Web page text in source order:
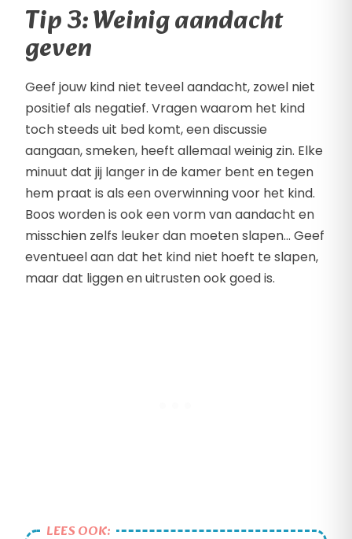
Tip 3: Weinig aandacht
geven
Geef jouw kind niet teveel aandacht, zowel niet
positief als negatief. Vragen waarom het kind
toch steeds uit bed komt, een discussie
aangaan, smeken, heeft allemaal weinig zin. Elke
minuut dat jij langer in de kamer bent en tegen
hem praat is als een overwinning voor het kind.
Boos worden is ook een vorm van aandacht en
misschien zelfs leuker dan moeten slapen… Geef
eventueel aan dat het kind niet hoeft te slapen,
maar dat liggen en uitrusten ook goed is.
LEES OOK: